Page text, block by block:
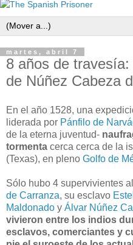
martes, abril 7
8 años de
de Núñez Cabeza
En el año 1528, una
liderada por Pánfilo de
de la eterna juventud-
tormenta cerca cerca de la
(Texas), en pleno Golfo de
Sólo hubo 4 supervivientes
de Carranza, su esclavo
Maldonado y Álvar Núñez
vivieron entre los indios
esclavos, comerciantes y